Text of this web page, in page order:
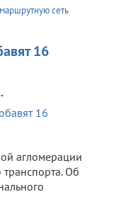
сеть
16
агломерации
Об